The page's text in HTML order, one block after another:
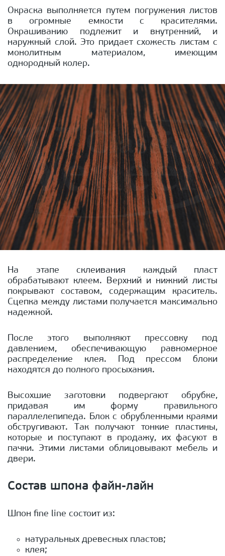
Окраска выполняется путем погружения листов
в огромные емкости с красителями.
Окрашиванию подлежит и внутренний, и
наружный слой. Это придает схожесть листам с
монолитным материалом, имеющим
однородный колер.
На этапе склеивания каждый пласт
обрабатывают клеем. Верхний и нижний листы
покрывают составом, содержащим краситель.
Сцепка между листами получается максимально
надежной.
После этого выполняют прессовку под
давлением, обеспечивающую равномерное
распределение клея. Под прессом блоки
находятся до полного просыхания.
Высохшие заготовки подвергают обрубке,
придавая им форму правильного
параллелепипеда. Блок с обрубленными краями
обстругивают. Так получают тонкие пластины,
которые и поступают в продажу, их фасуют в
пачки. Этими листами облицовывают мебель и
двери.
Состав шпона файн-лайн
Шпон fine line состоит из:
натуральных древесных пластов;
клея;